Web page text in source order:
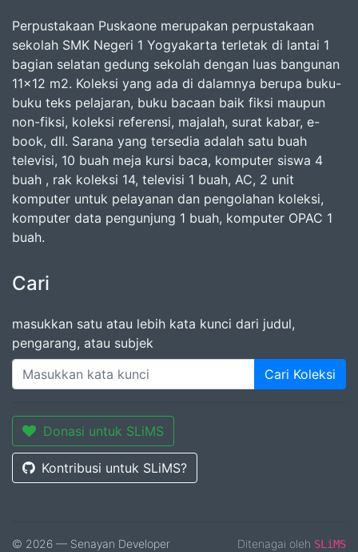
Perpustakaan Puskaone merupakan perpustakaan
sekolah SMK Negeri 1 Yogyakarta terletak di lantai 1
bagian selatan gedung sekolah dengan luas bangunan
11x12 m2. Koleksi yang ada di dalamnya berupa buku-
buku teks pelajaran, buku bacaan baik fiksi maupun
non-fiksi, koleksi referensi, majalah, surat kabar, e-
book, dll. Sarana yang tersedia adalah satu buah
televisi, 10 buah meja kursi baca, komputer siswa 4
buah , rak koleksi 14, televisi 1 buah, AC, 2 unit
komputer untuk pelayanan dan pengolahan koleksi,
komputer data pengunjung 1 buah, komputer OPAC 1
buah.
Cari
masukkan satu atau lebih kata kunci dari judul,
pengarang, atau subjek
Cari Koleksi
Donasi untuk SLiMS
Kontribusi untuk SLiMS?
© 2026 — Senayan Developer
Ditenagai oleh SLiMS